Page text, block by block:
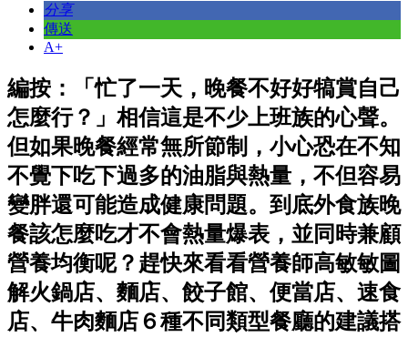
分享
傳送
A+
編按：「忙了一天，晚餐不好好犒賞自己
怎麼行？」相信這是不少上班族的心聲。
但如果晚餐經常無所節制，小心恐在不知
不覺下吃下過多的油脂與熱量，不但容易
變胖還可能造成健康問題。到底外食族晚
餐該怎麼吃才不會熱量爆表，並同時兼顧
營養均衡呢？趕快來看看營養師高敏敏圖
解火鍋店、麵店、餃子館、便當店、速食
店、牛肉麵店６種不同類型餐廳的建議搭